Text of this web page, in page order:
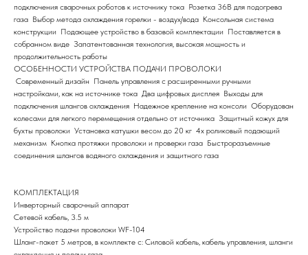
подключения сварочных роботов к источнику тока Розетка 36В для подогрева
газа Выбор метода охлаждения горелки - воздух/вода Консольная система
конструкции Подающее устройство в базовой комплектации Поставляется в
собранном виде Запатентованная технология, высокая мощность и
продолжительность работы
ОСОБЕННОСТИ УСТРОЙСТВА ПОДАЧИ ПРОВОЛОКИ
Современный дизайн Панель управления с расширенными ручными
настройками, как на источнике тока Два цифровых дисплея Выходы для
подключения шлангов охлаждения Надежное крепление на консоли Оборудован
колесами для легкого перемещения отдельно от источника Защитный кожух для
бухты проволоки Установка катушки весом до 20 кг 4х роликовый подающий
механизм Кнопка протяжки проволоки и проверки газа Быстроразъемные
соединения шлангов водяного охлаждения и защитного газа
КОМПЛЕКТАЦИЯ
Инверторный сварочный аппарат
Сетевой кабель, 3.5 м
Устройство подачи проволоки WF-104
Шланг-пакет 5 метров, в комплекте с: Силовой кабель, кабель управления, шланги
Партнеры компании
Наши главные партнеры